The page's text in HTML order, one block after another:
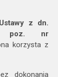
z dn.
poz. nr
korzysta z
dokonania